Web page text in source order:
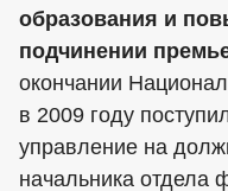
образования и
подчинении
окончании
в 2009 году
управление на
начальника отдела